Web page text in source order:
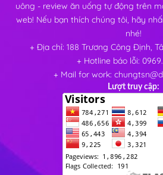
uông - review ăn uống tự động trên
web! Nếu bạn thích chúng tôi, hãy
nhé!
+ Địa chỉ: 188 Trương Công Định,
+ Hotline báo lỗi:
+ Mail for work:
Lượt truy cập: